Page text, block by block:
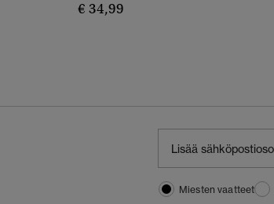
€ 34,99
Miesten vaatteet